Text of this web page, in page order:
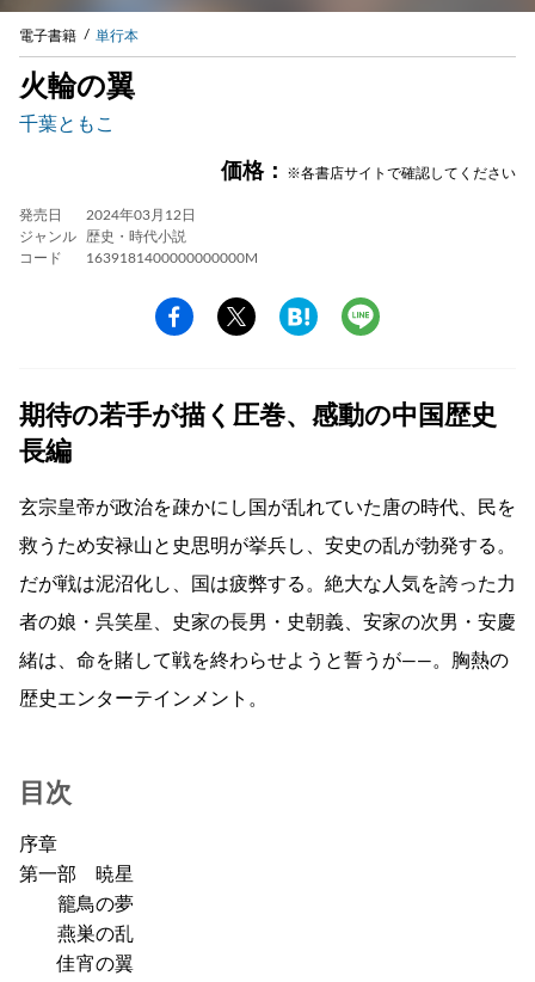
電子書籍 単行本
火輪の翼
千葉ともこ
価格： ※各書店サイトで確認してください
発売日
2024年03月12日
ジャンル
歴史・時代小説
コード
1639181400000000000M
期待の若手が描く圧巻、感動の中国歴史
長編
玄宗皇帝が政治を疎かにし国が乱れていた唐の時代、民を
救うため安禄山と史思明が挙兵し、安史の乱が勃発する。
だが戦は泥沼化し、国は疲弊する。絶大な人気を誇った力
者の娘・呉笑星、史家の長男・史朝義、安家の次男・安慶
緒は、命を賭して戦を終わらせようと誓うが――。胸熱の
歴史エンターテインメント。
目次
序章
第一部 暁星
籠鳥の夢
燕巣の乱
佳宵の翼